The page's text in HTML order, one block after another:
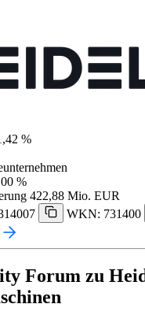
%
%
422,88 Mio. EUR
WKN: 731400
Forum zu